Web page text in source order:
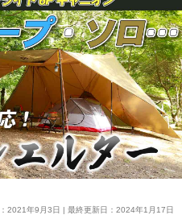
2021年9月3日 | 最終更新日：2024年1月17日